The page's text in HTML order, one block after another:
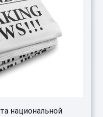
национальной